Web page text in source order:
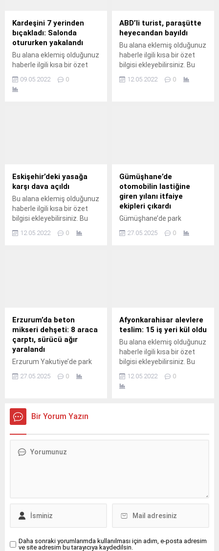
Kardeşini 7 yerinden
bıçakladı: Salonda
otururken yakalandı
Bu alana eklemiş olduğunuz
haberle ilgili kısa bir özet
bilgisi ekleyebilirsiniz. Bu
metin yazı düzenleme
sayfasında "Özet"
09.05.2022 0
ABD’li turist, paraşütte
heyecandan bayıldı
Bu alana eklemiş olduğunuz
haberle ilgili kısa bir özet
bilgisi ekleyebilirsiniz. Bu
metin yazı düzenleme
sayfasında "Özet"
12.05.2022 0
Eskişehir’deki yasağa
karşı dava açıldı
Bu alana eklemiş olduğunuz
haberle ilgili kısa bir özet
bilgisi ekleyebilirsiniz. Bu
sayfasında "Özet"
12.05.2022 0
Gümüşhane’de
otomobilin lastiğine
giren yılanı itfaiye
ekipleri çıkardı
Gümüşhane’de park
lastiğine giren yılan, itfaiye
vatandaşlar, hemen
durumu 112 Acil Çağrı
Merkezi’ne bildirdi. İhbar
üzerine olay yerine gelen
Gümüşhane Belediyesi
itfaiye ekipleri, dikkatli bir
çalışma sonucu yılanı...
27.05.2025 0
Erzurum’da beton
mikseri dehşeti: 8 araca
çarptı, sürücü ağır
yaralandı
Erzurum Yakutiye’de park
halindeki 8 araca çarpan
beton mikseri inşaat
kullanılamaz hale geldi.
Erzurum’un Yakutiye
kontrolünü kaybederek park
27.05.2025 0
Afyonkarahisar alevlere
teslim: 15 iş yeri kül oldu
Bu alana eklemiş olduğunuz
haberle ilgili kısa bir özet
bilgisi ekleyebilirsiniz. Bu
metin yazı düzenleme
sayfasında "Özet"
bölümünden eklenebilir.
12.05.2022 0
Bir Yorum Yazın
Daha sonraki yorumlarımda kullanılması için adım, e-posta adresim
ve site adresim bu tarayıcıya kaydedilsin.